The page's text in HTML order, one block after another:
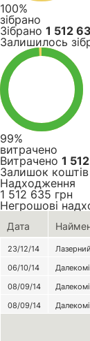
100%
зібрано
Зібрано 1 512
Залишилось
99%
витрачено
Витрачено 1
Залишок коштів
Надходження
1 512 635 грн
Негрошові
Дата
23/12/14
06/10/14
08/09/14
08/09/14